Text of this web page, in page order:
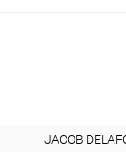
JACOB